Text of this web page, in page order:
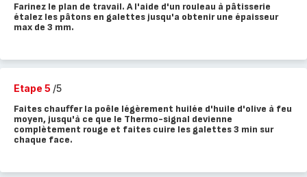
Farinez le plan de travail. A l'aide d'un rouleau à pâtisserie
étalez les pâtons en galettes jusqu'a obtenir une épaisseur
max de 3 mm.
Etape 5 /5
Faites chauffer la poêle légèrement huilée d'huile d'olive à feu
moyen, jusqu'à ce que le Thermo-signal devienne
complètement rouge et faites cuire les galettes 3 min sur
chaque face.